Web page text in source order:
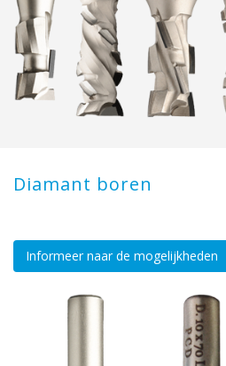
Diamant boren
Informeer naar de mogelijkheden